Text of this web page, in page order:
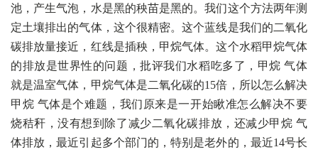
池，产生气泡，水是黑的秧苗是黑的。我们这个方法两年测
定土壤排出的气体，这个很精密。这个蓝线是我们的二氧化
碳排放量接近，红线是插秧，甲烷气体。这个水稻甲烷气体
的排放是世界性的问题，批评我们水稻吃多了，甲烷 气体
就是温室气体，甲烷气体是二氧化碳的15倍，所以怎么解决
甲烷 气体是个难题，我们原来是一开始瞅准怎么解决不要
烧秸秆，没有想到除了减少二氧化碳排放，还减少甲烷 气
体排放，最近引起多个部门的，特别是老外的，最近14号长